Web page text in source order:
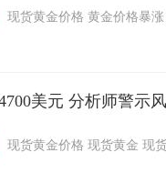
现货黄金价格 黄金价格暴涨
美元 分析师警示
现货黄金价格 现货黄金 现